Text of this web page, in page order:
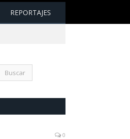
REPORTAJES
0